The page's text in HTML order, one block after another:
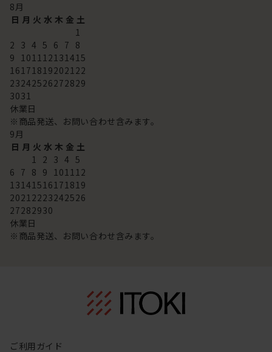
8月
日 月 火 水 木 金 土
1
2 3 4 5 6 7 8
9 101112131415
16171819202122
23242526272829
3031
休業日
※商品発送、お問い合わせ含みます。
9月
日 月 火 水 木 金 土
1 2 3 4 5
6 7 8 9 101112
13141516171819
20212223242526
27282930
休業日
※商品発送、お問い合わせ含みます。
ご利用ガイド